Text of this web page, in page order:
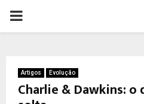
PRIMARY
Artigos Evolução
Charlie & Dawkins: o